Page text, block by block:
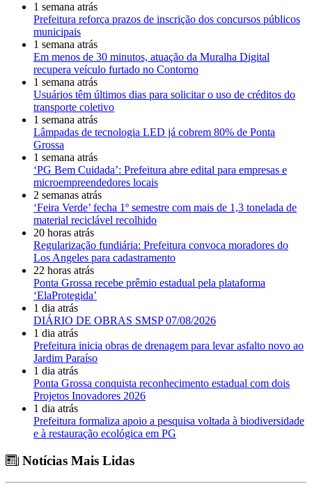
1 semana atrás
Prefeitura reforça prazos de inscrição dos concursos públicos
municipais
1 semana atrás
Em menos de 30 minutos, atuação da Muralha Digital
recupera veículo furtado no Contorno
1 semana atrás
Usuários têm últimos dias para solicitar o uso de créditos do
transporte coletivo
1 semana atrás
Lâmpadas de tecnologia LED já cobrem 80% de Ponta
Grossa
1 semana atrás
‘PG Bem Cuidada’: Prefeitura abre edital para empresas e
microempreendedores locais
2 semanas atrás
‘Feira Verde’ fecha 1º semestre com mais de 1,3 tonelada de
material reciclável recolhido
20 horas atrás
Regularização fundiária: Prefeitura convoca moradores do
Los Angeles para cadastramento
22 horas atrás
Ponta Grossa recebe prêmio estadual pela plataforma
‘ElaProtegida’
1 dia atrás
DIÁRIO DE OBRAS SMSP 07/08/2026
1 dia atrás
Prefeitura inicia obras de drenagem para levar asfalto novo ao
Jardim Paraíso
1 dia atrás
Ponta Grossa conquista reconhecimento estadual com dois
Projetos Inovadores 2026
1 dia atrás
Prefeitura formaliza apoio a pesquisa voltada à biodiversidade
e à restauração ecológica em PG
Notícias Mais Lidas